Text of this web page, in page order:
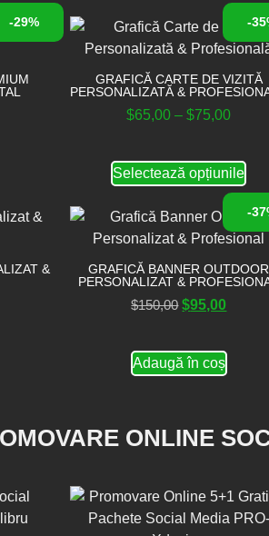
-29% -
GRAFICĂ CARTE DE VIZITĂ
PERSONALIZATĂ &
$65,00 – $75,00
Selectează opțiunile
&
-
GRAFICĂ BANNER OUTDOOR
PERSONALIZAT &
$150,00 $95,00
Adaugă în coș
ONLINE